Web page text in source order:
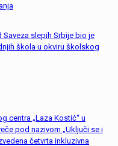
slepih Srbije bio je
škola u okviru školskog
centra „Laza Kostić“ u
pod nazivom „Uključi se i
četvrta inkluzivna